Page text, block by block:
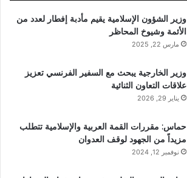
وزير الشؤون الإسلامية يقيم مأدبة إفطار لعدد من
الأئمة وشيوخ المحاظر
مارس 22, 2025
وزير الخارجية يبحث مع السفير الفرنسي تعزيز
علاقات التعاون الثنائية
يناير 29, 2026
حماس: مقررات القمة العربية والإسلامية تتطلب
مزيداً من الجهود لوقف العدوان
نوفمبر 12, 2024